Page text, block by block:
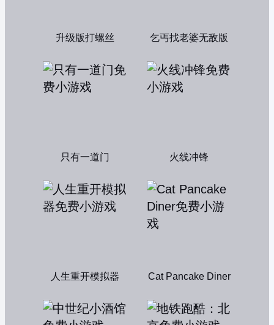
升级版打螺丝 乞丐找老婆无敌版
只有一道门 火线冲锋
人生重开模拟器 Cat Pancake Diner